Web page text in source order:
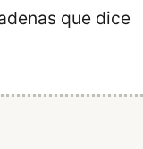
que dice